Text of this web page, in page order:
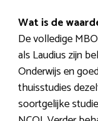
Wat is de
De volledige
als Laudius zijn
Onderwijs en
thuisstudies
soortgelijke